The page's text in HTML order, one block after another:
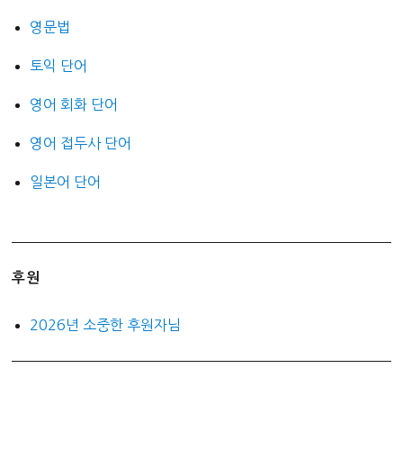
영문법
토익 단어
영어 회화 단어
영어 접두사 단어
일본어 단어
후원
2026년 소중한 후원자님